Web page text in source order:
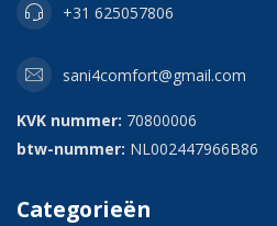
+31 625057806
sani4comfort@gmail.com
KVK nummer: 70800006
btw-nummer: NL002447966B86
Categorieën